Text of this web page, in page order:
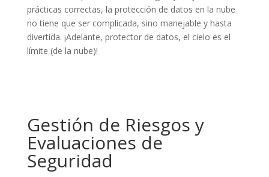
prácticas correctas, la protección de datos en la nube
no tiene que ser complicada, sino manejable y hasta
divertida. ¡Adelante, protector de datos, el cielo es el
límite (de la nube)!
Gestión de Riesgos y
Evaluaciones de
Seguridad